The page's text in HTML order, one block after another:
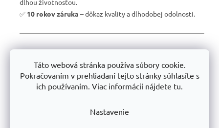
Táto webová stránka používa súbory cookie.
Pokračovaním v prehliadaní tejto stránky súhlasíte s
ich používaním. Viac informácií nájdete tu.
Nastavenie
✅ 10 rokov záruka – dôkaz kvality a dlhodobej odolnosti.
📊 Porovnanie s bežnými regálmi na trhu:
Vlastnosť Profesionálne regály Trestles 🏆
Nosnosť
Bezskrutková – jednoduchá